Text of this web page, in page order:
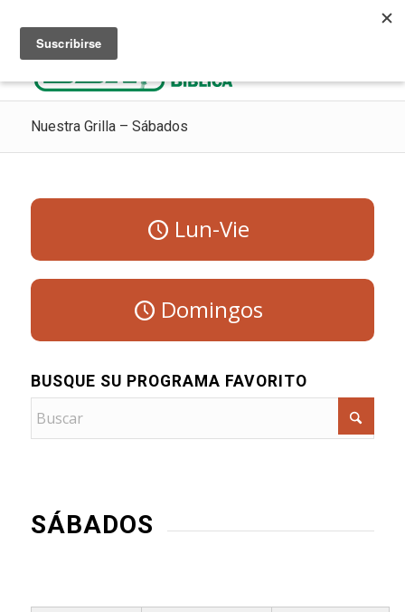
Nuestra Grilla – Sábados
Lun-Vie
Domingos
BUSQUE SU PROGRAMA FAVORITO
SÁBADOS